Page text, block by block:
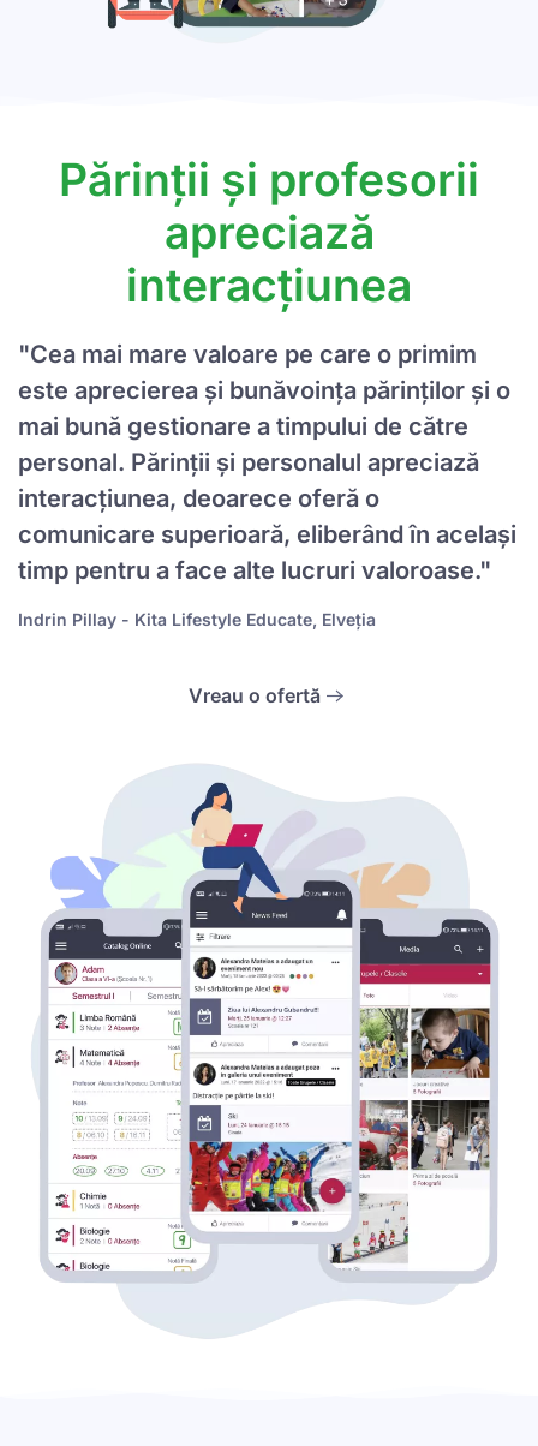
Părinții și profesorii
apreciază
interacțiunea
"Cea mai mare valoare pe care o primim
este aprecierea și bunăvoința părinților și o
mai bună gestionare a timpului de către
personal. Părinții și personalul apreciază
interacțiunea, deoarece oferă o
comunicare superioară, eliberând în același
timp pentru a face alte lucruri valoroase."
Indrin Pillay - Kita Lifestyle Educate, Elveția
Vreau o ofertă